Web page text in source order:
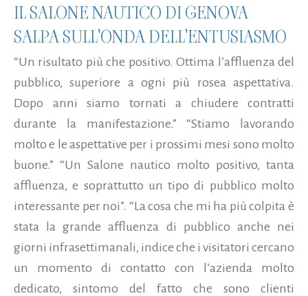
IL SALONE NAUTICO DI GENOVA
SALPA SULL'ONDA DELL'ENTUSIASMO
“Un risultato più che positivo. Ottima l’affluenza del
pubblico, superiore a ogni più rosea aspettativa.
Dopo anni siamo tornati a chiudere contratti
durante la manifestazione.” “Stiamo lavorando
molto e le aspettative per i prossimi mesi sono molto
buone.” “Un Salone nautico molto positivo, tanta
affluenza, e soprattutto un tipo di pubblico molto
interessante per noi”. “La cosa che mi ha più colpita è
stata la grande affluenza di pubblico anche nei
giorni infrasettimanali, indice che i visitatori cercano
un momento di contatto con l’azienda molto
dedicato, sintomo del fatto che sono clienti